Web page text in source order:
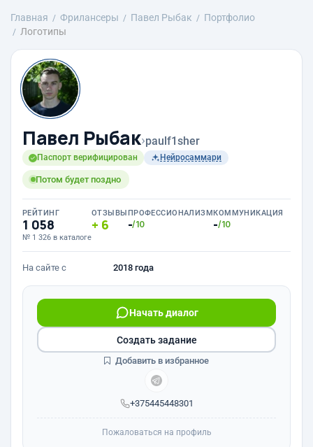
Главная Фрилансеры Павел Рыбак
Портфолио
Логотипы
Павел Рыбак›paulf1sher
Паспорт верифицирован Нейросаммари
Потом будет поздно
РЕЙТИНГ
1 058
№ 1 326 в каталоге
ОТЗЫВЫ
6
ПРОФЕССИОНАЛИЗМ
-/10
КОММУНИКАЦИЯ
-/10
На сайте с 2018 года
+375445448301
Начать диалог
Создать задание
Добавить в избранное
Пожаловаться на профиль